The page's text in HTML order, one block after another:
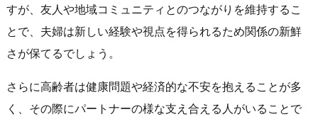
すが、友人や地域コミュニティとのつながりを維持するこ
とで、夫婦は新しい経験や視点を得られるため関係の新鮮
さが保てるでしょう。
さらに高齢者は健康問題や経済的な不安を抱えることが多
く、その際にパートナーの様な支え合える人がいることで